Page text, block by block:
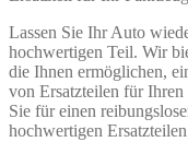
Lassen Sie Ihr Auto
hochwertigen Teil. Wir
die Ihnen ermöglichen,
von Ersatzteilen für
Sie für einen
hochwertigen